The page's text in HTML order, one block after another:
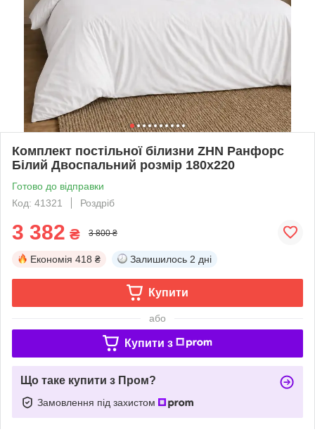
Комплект постільної білизни ZHN Ранфорс
Білий Двоспальний розмір 180х220
Готово до відправки
Код: 41321
Роздріб
3 382 ₴ 3 800 ₴
Економія 418 ₴ Залишилось 2 дні
Купити
або
Купити з
Що таке купити з Пром?
Замовлення під захистом